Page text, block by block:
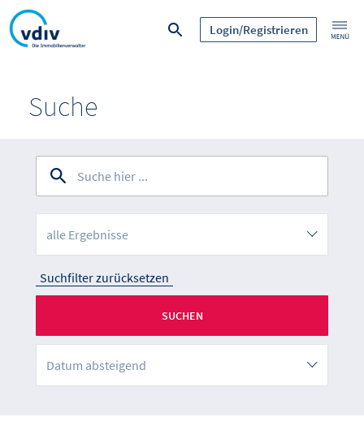
Login/Registrieren
Suche
alle Ergebnisse
Suchfilter zurücksetzen
Datum absteigend